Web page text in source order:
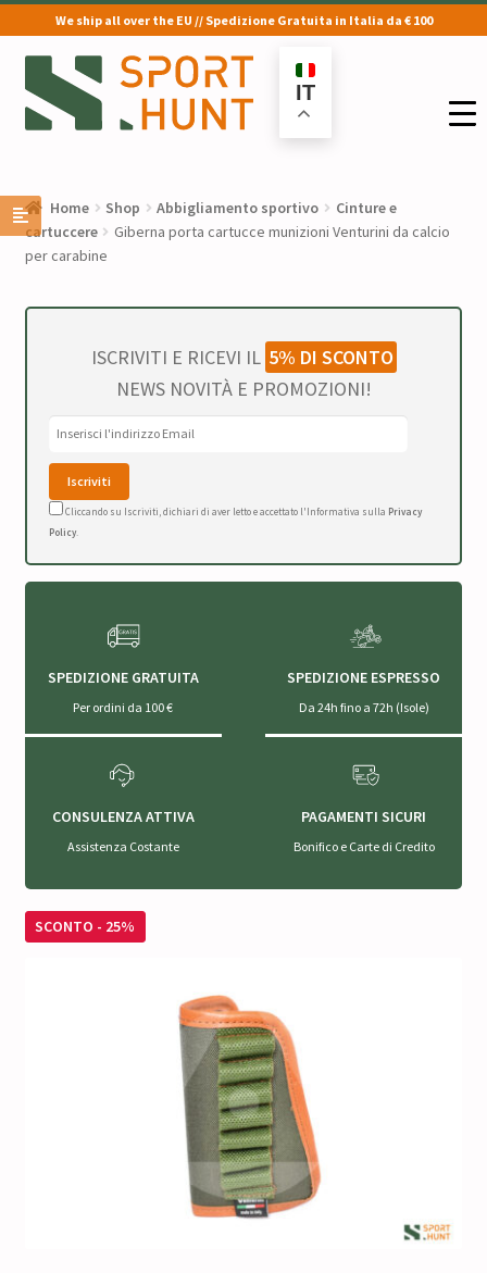
We ship all over the EU // Spedizione Gratuita in Italia da € 100
Vai
alla
navigazione
Vai
al
contenuto
IT
Home Shop Abbigliamento sportivo
Cinture e
cartuccere
Giberna porta cartucce munizioni Venturini da calcio
per carabine
ISCRIVITI E RICEVI IL 5% DI SCONTO
NEWS NOVITÀ E PROMOZIONI!
Cliccando su Iscriviti, dichiari di aver letto e accettato l'Informativa sulla Privacy
Policy.
SPEDIZIONE GRATUITA
Per ordini da 100 €
SPEDIZIONE ESPRESSO
Da 24h fino a 72h (Isole)
CONSULENZA ATTIVA
Assistenza Costante
PAGAMENTI SICURI
Bonifico e Carte di Credito
SCONTO - 25%